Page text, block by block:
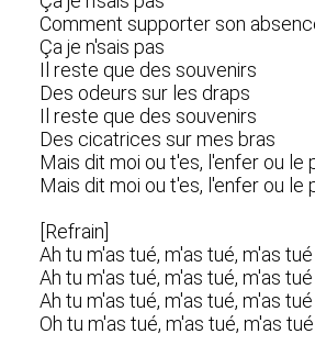
Comment supporter son
Ça je n'sais pas
Il reste que des souvenirs
Des odeurs sur les draps
Il reste que des souvenirs
Des cicatrices sur mes bras
Mais dit moi ou t'es, l'enfer ou le
Mais dit moi ou t'es, l'enfer ou le
[Refrain]
Ah tu m'as tué, m'as tué, m'as tué
Ah tu m'as tué, m'as tué, m'as tué
Ah tu m'as tué, m'as tué, m'as tué
Oh tu m'as tué, m'as tué, m'as tué